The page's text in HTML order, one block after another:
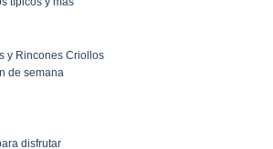
y Rincones Criollos
de semana
disfrutar